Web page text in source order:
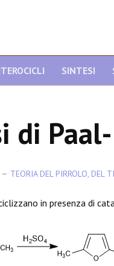
SINTESI
di
TEORIA DEL PIRROLO, DEL
in presenza di